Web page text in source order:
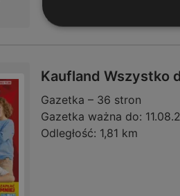
Kaufland Wszystko
Gazetka – 36 stron
Gazetka ważna do:
Odległość: 1,81 km